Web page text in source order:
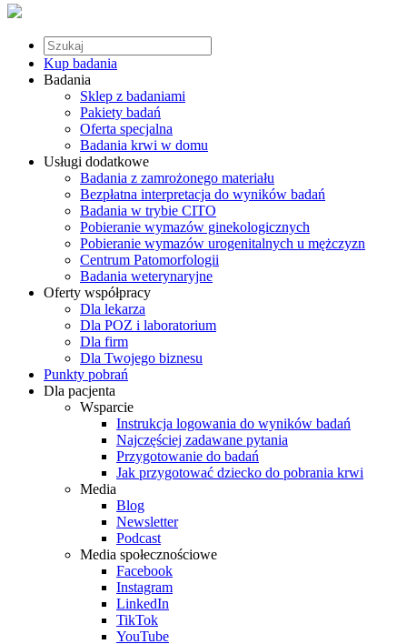
Kup badania
Badania
Sklep z badaniami
Pakiety badań
Oferta specjalna
Badania krwi w domu
Usługi dodatkowe
Badania z zamrożonego materiału
Bezpłatna interpretacja do wyników badań
Badania w trybie CITO
Pobieranie wymazów ginekologicznych
Pobieranie wymazów urogenitalnych u mężczyzn
Centrum Patomorfologii
Badania weterynaryjne
Oferty współpracy
Dla lekarza
Dla POZ i laboratorium
Dla firm
Dla Twojego biznesu
Punkty pobrań
Dla pacjenta
Wsparcie
Instrukcja logowania do wyników badań
Najczęściej zadawane pytania
Przygotowanie do badań
Jak przygotować dziecko do pobrania krwi
Media
Blog
Newsletter
Podcast
Media społecznościowe
Facebook
Instagram
LinkedIn
TikTok
YouTube